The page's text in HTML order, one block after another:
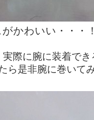
かわいい・・・
際に腕に装着で
ら是非腕に巻いて